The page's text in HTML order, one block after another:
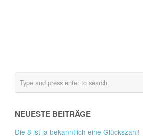
NEUESTE BEITRÄGE
Die 8 ist ja bekanntlich eine Glückszahl!